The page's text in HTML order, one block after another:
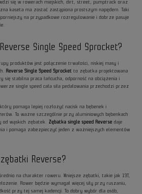
się w rowerach miejskich, dirt, street, pumptrack oraz
kaseta ma zostać zastąpiona prostszym napędem. Taki
na przypadkowe rozregulowanie i dobrze pasuje
Single Speed Sprocket?
produktów jest połączenie trwałości, niskiej masy i
Reverse Single Speed Sprocket to zębatka projektowana
stabilna praca łańcucha, odporność na obciążenia i
single speed cała siła pedałowania przechodzi przez
pomaga lepiej rozłożyć nacisk na bębenek i
To ważne szczególnie przy aluminiowych bębenkach
od wąskich zębatek. Zębatka single speed Reverse daje
i pomaga zabezpieczyć jeden z ważniejszych elementów
Reverse?
na charakter roweru. Mniejsze zębatki, takie jak 13T,
Rower będzie wymagał więcej siły przy ruszaniu,
przy tej samej kadencji. To dobry wybór dla osób,